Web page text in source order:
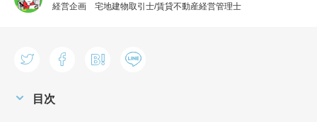
経営企画 宅地建物取引士/賃貸不動産経営管理士
目次